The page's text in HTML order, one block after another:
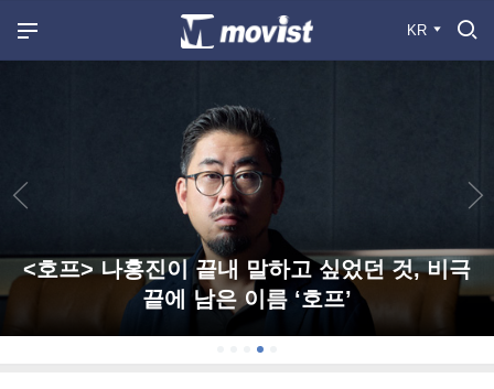
KR
<호프> 나홍진이 끝내 말하고 싶었던 것, 비극
끝에 남은 이름 ‘호프’